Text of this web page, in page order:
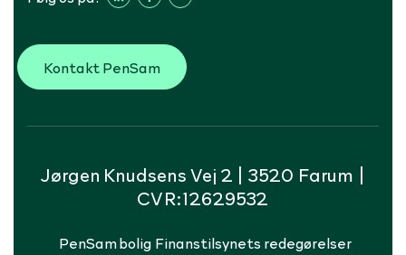
Kontakt PenSam
Jørgen Knudsens Vej 2 | 3520 Farum |
CVR:12629532
PenSam bolig Finanstilsynets redegørelser